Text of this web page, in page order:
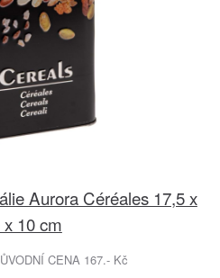
Aurora Céréales 17,5 x
x 10 cm
CENA 167.- Kč